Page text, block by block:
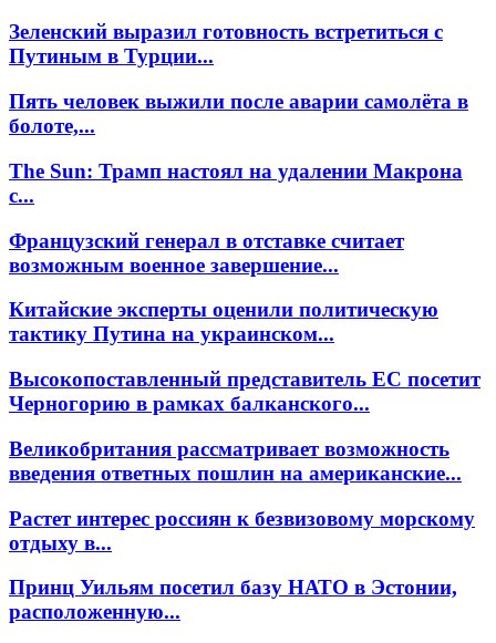
Зеленский выразил готовность встретиться с
Путиным в Турции...
Пять человек выжили после аварии самолёта в
болоте,...
The Sun: Трамп настоял на удалении Макрона
с...
Французский генерал в отставке считает
возможным военное завершение...
Китайские эксперты оценили политическую
тактику Путина на украинском...
Высокопоставленный представитель ЕС посетит
Черногорию в рамках балканского...
Великобритания рассматривает возможность
введения ответных пошлин на американские...
Растет интерес россиян к безвизовому морскому
отдыху в...
Принц Уильям посетил базу НАТО в Эстонии,
расположенную...